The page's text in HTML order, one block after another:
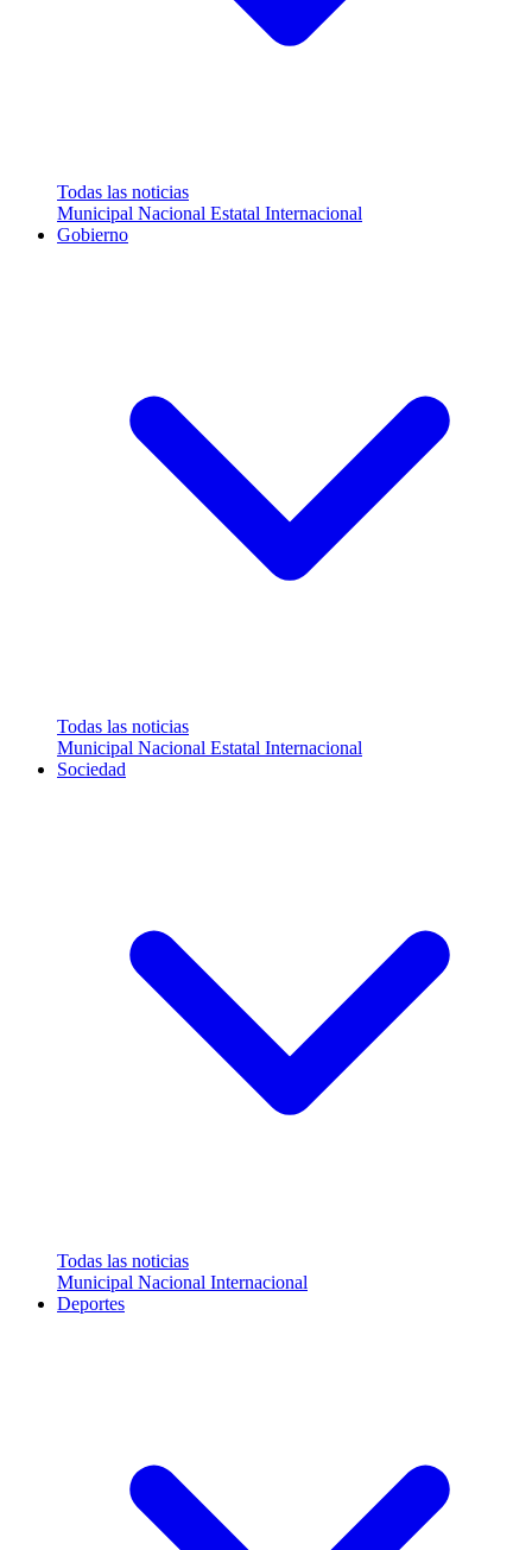
Todas las noticias
Municipal Nacional Estatal Internacional
Gobierno
Todas las noticias
Municipal Nacional Estatal Internacional
Sociedad
Todas las noticias
Municipal Nacional Internacional
Deportes